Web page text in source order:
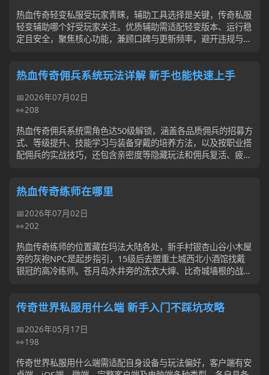
热血传奇轻变私服受玩家青睐，辅助工具选择是关键，传奇私服
轻变辅助哪个好受玩家关注。优质辅助需适配轻变版本、运行稳
定且安全，聚焦核心功能，兼顾口碑与更新频率，避开违规与冗
热血传奇佣兵系统玩法详解 新手也能快速上手
2026年07月02日
208
热血传奇佣兵系统需角色达50级解锁，涵盖各品质佣兵的招募方
式、等级提升、技能学习与装备穿戴的培养方法，以及按职业搭
配佣兵的实战技巧，还包含亲密度等隐藏玩法和佣兵复活、疲劳
热血传奇练师在哪里
2026年07月02日
202
热血传奇练师的位置藏在玛法大陆各处，新手村银杏山谷小木屋
旁的灰袍NPC是起步指引，15级后去盟重土城西北小酒馆找戴
银冠的高冷练师。苍月岛水井旁的洗衣大婶、比奇城墙根的战士
传奇世界私服用什么端 新手入门不踩坑攻略
2026年05月17日
198
传奇世界私服用什么端需适配自身设备与玩法偏好，客户端有安